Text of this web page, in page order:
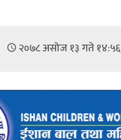
२०७८ असोज १३ गते १४:५६